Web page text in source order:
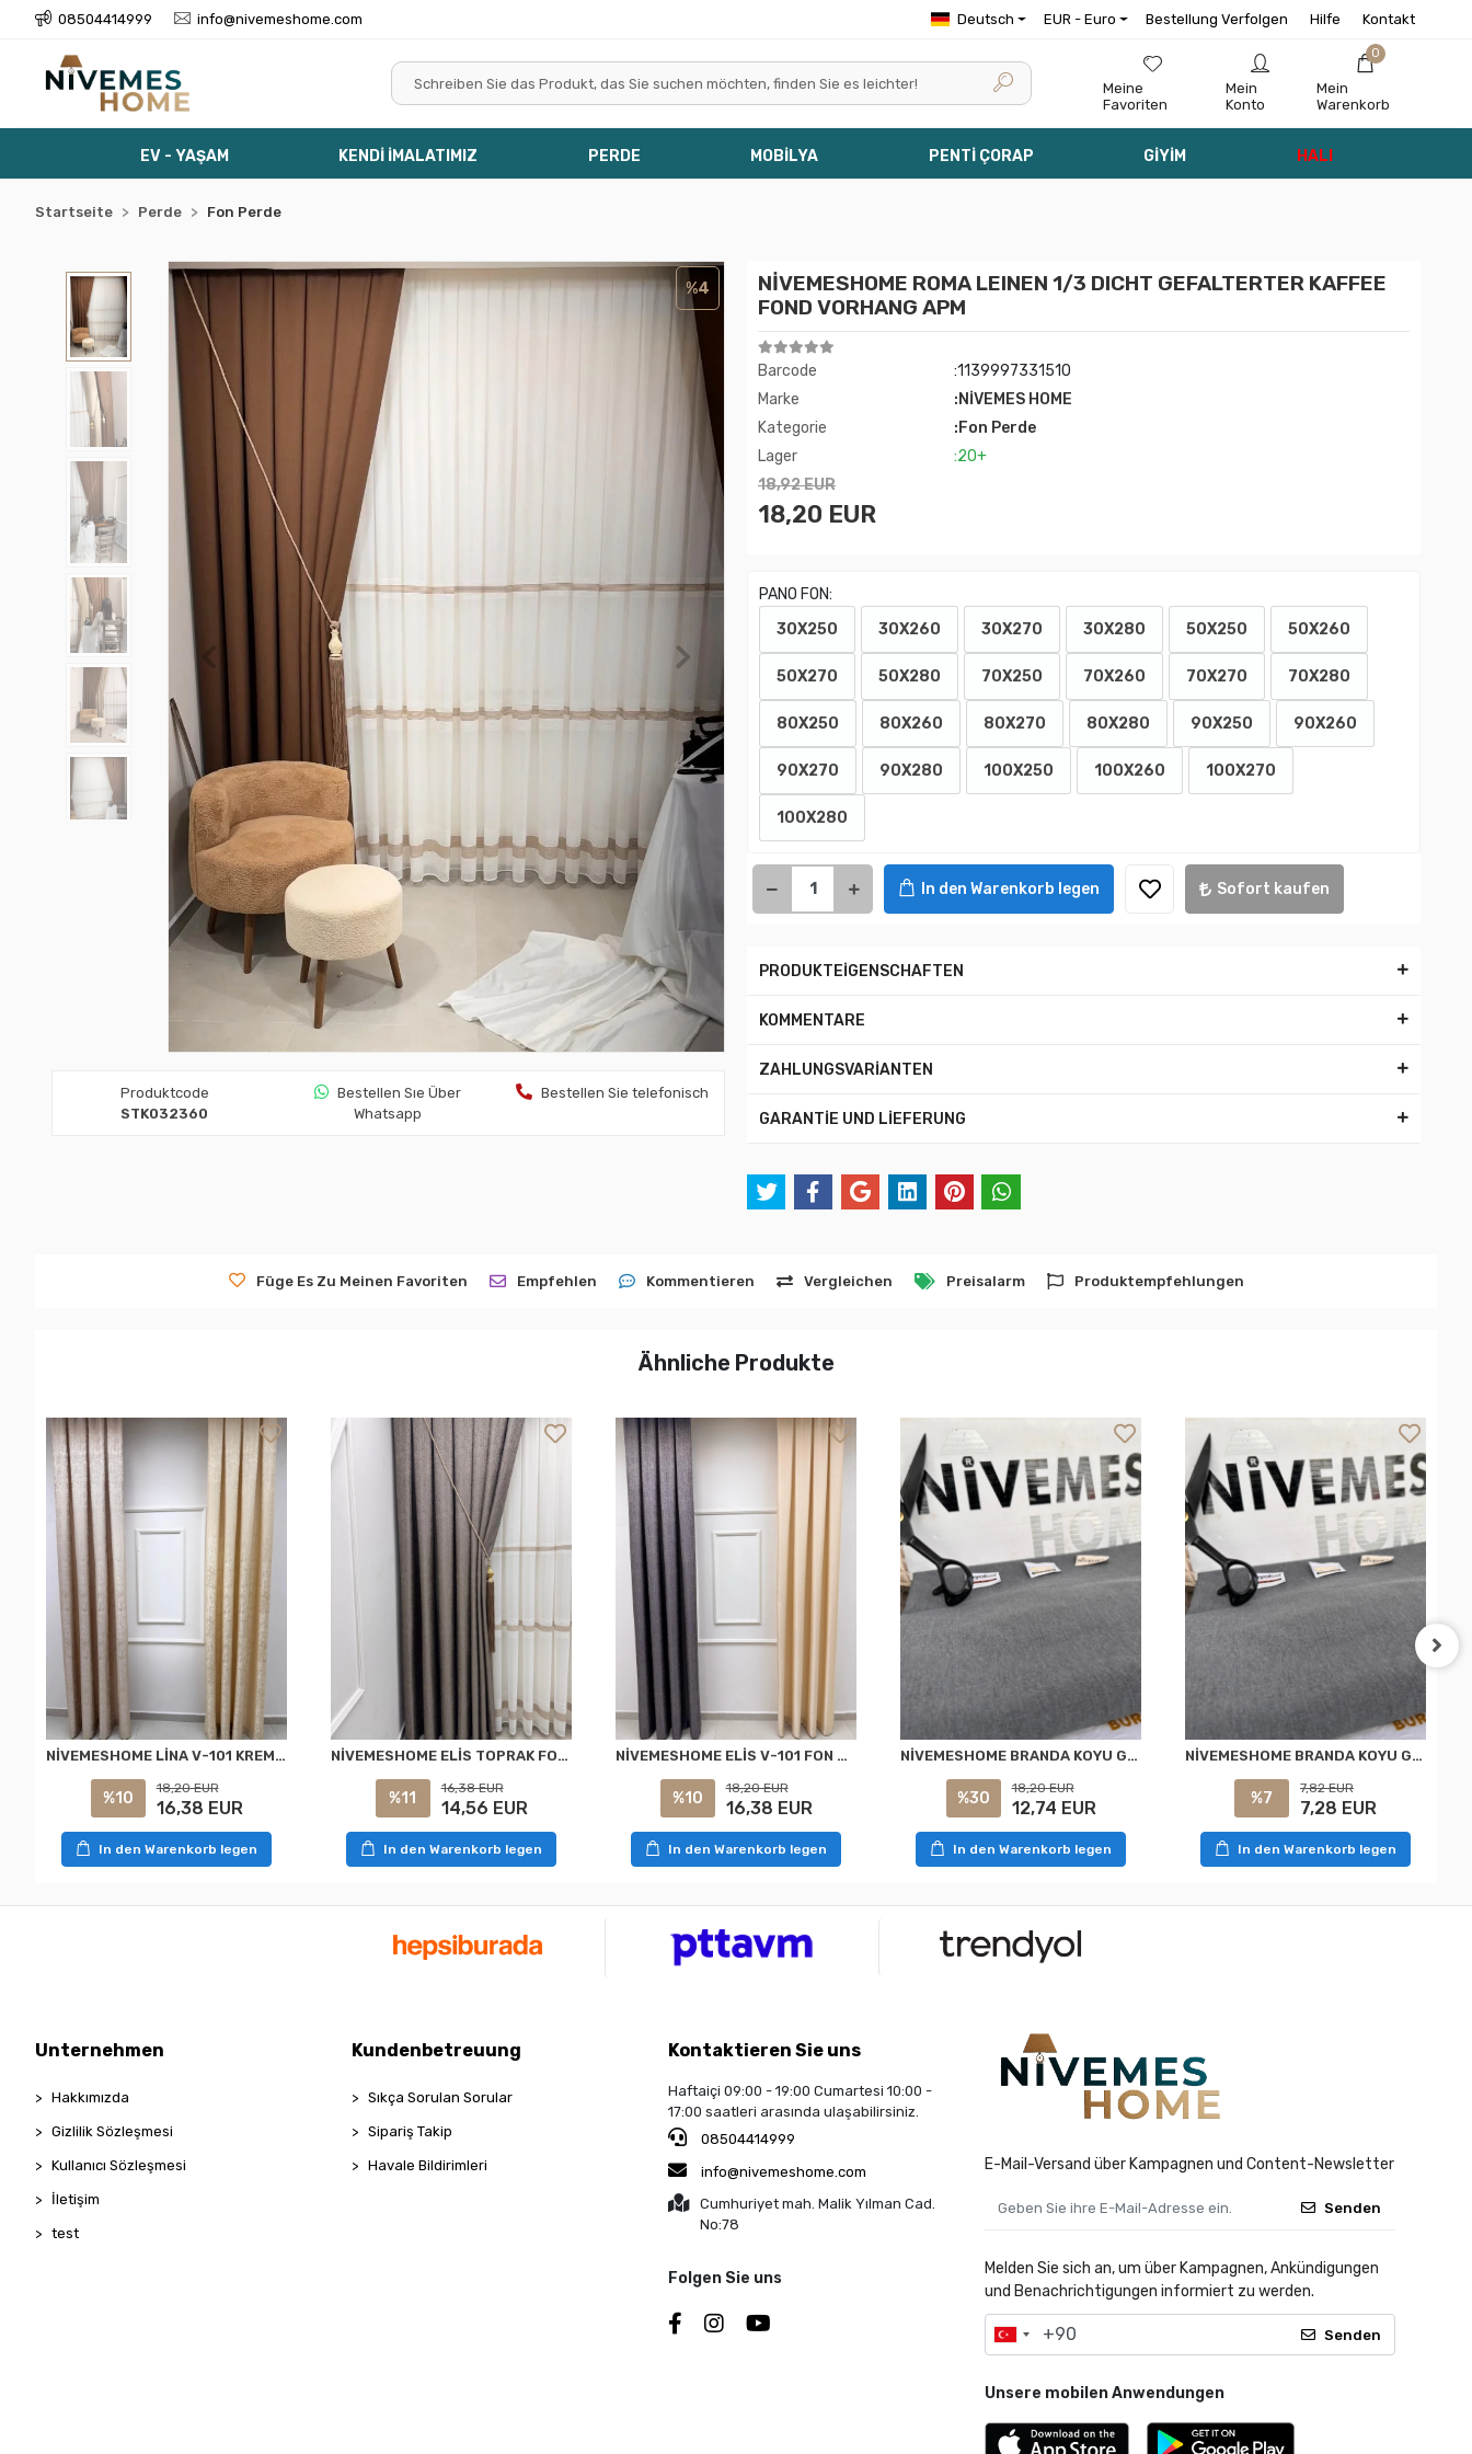
08504414999 info@nivemeshome.com Deutsch EUR - Euro Bestellung Verfolgen Hilfe Kontakt
Meine
Favoriten
Mein
Konto
0
Mein
Warenkorb
EV - YAŞAM KENDİ İMALATIMIZ PERDE MOBİLYA PENTİ ÇORAP GİYİM HALI
Startseite Perde Fon Perde
%4
Produktcode
STK032360
Bestellen Sıe Über
Whatsapp
Bestellen Sie telefonisch
NİVEMESHOME ROMA LEINEN 1/3 DICHT GEFALTERTER KAFFEE
FOND VORHANG APM
Barcode
:1139997331510
Marke
:NİVEMES HOME
Kategorie
:Fon Perde
Lager
:20+
18,92 EUR
18,20 EUR
PANO FON:
30X250
30X260 30X270 30X280 50X250 50X260
50X270 50X280 70X250 70X260 70X270 70X280
80X250 80X260 80X270 80X280 90X250 90X260
90X270 90X280 100X250 100X260 100X270
100X280
In den Warenkorb legen Sofort kaufen
PRODUKTEİGENSCHAFTEN
KOMMENTARE
ZAHLUNGSVARİANTEN
GARANTİE UND LİEFERUNG
Füge Es Zu Meinen Favoriten Empfehlen Kommentieren Vergleichen Preisalarm Produktempfehlungen
Ähnliche Produkte
NİVEMESHOME LİNA V-101 KREM 1/3 PİLELİ FON PERDE
%10
18,20 EUR
16,38 EUR
In den Warenkorb legen
NİVEMESHOME ELİS TOPRAK FON PERDE 1/3 SIK PİLELİ PERDE APM
%11
16,38 EUR
14,56 EUR
In den Warenkorb legen
NİVEMESHOME ELİS V-101 FON PERDE 1/3 SIK PİLELİ PERDE APM
%10
18,20 EUR
16,38 EUR
In den Warenkorb legen
NİVEMESHOME BRANDA KOYU GRİ BALKON PERDESİ
%30
18,20 EUR
12,74 EUR
In den Warenkorb legen
NİVEMESHOME BRANDA KOYU GRİ BALKON PERDESİ
%7
7,82 EUR
7,28 EUR
In den Warenkorb legen
Unternehmen
Hakkımızda
Gizlilik Sözleşmesi
Kullanıcı Sözleşmesi
İletişim
test
Kundenbetreuung
Sıkça Sorulan Sorular
Sipariş Takip
Havale Bildirimleri
Kontaktieren Sie uns
Haftaiçi 09:00 - 19:00 Cumartesi 10:00 -
17:00 saatleri arasında ulaşabilirsiniz.
08504414999
info@nivemeshome.com
Cumhuriyet mah. Malik Yılman Cad.
No:78
Folgen Sie uns
E-Mail-Versand über Kampagnen und Content-Newsletter
Senden
Melden Sie sich an, um über Kampagnen, Ankündigungen
und Benachrichtigungen informiert zu werden.
Senden
Unsere mobilen Anwendungen